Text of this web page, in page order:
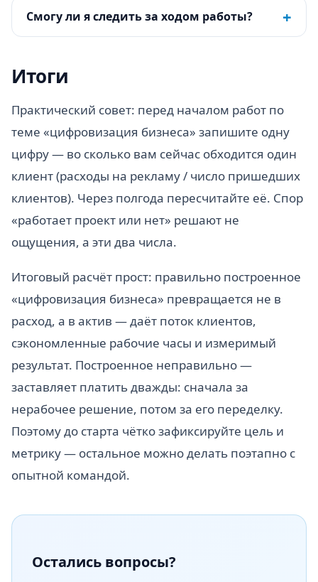
Смогу ли я следить за ходом работы? +
Итоги
Практический совет: перед началом работ по
теме «цифровизация бизнеса» запишите одну
цифру — во сколько вам сейчас обходится один
клиент (расходы на рекламу / число пришедших
клиентов). Через полгода пересчитайте её. Спор
«работает проект или нет» решают не
ощущения, а эти два числа.
Итоговый расчёт прост: правильно построенное
«цифровизация бизнеса» превращается не в
расход, а в актив — даёт поток клиентов,
сэкономленные рабочие часы и измеримый
результат. Построенное неправильно —
заставляет платить дважды: сначала за
нерабочее решение, потом за его переделку.
Поэтому до старта чётко зафиксируйте цель и
метрику — остальное можно делать поэтапно с
опытной командой.
Остались вопросы?